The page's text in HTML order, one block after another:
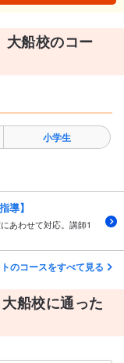
船校のコー
小学生
導】
あわせて対応。講師1
のコースをすべて見る
船校に通った